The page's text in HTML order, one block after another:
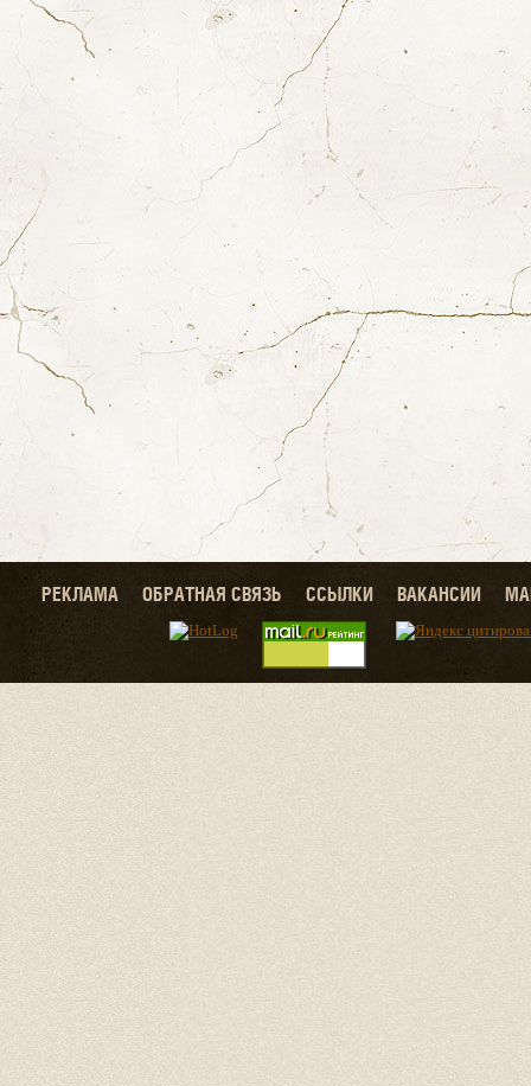
РЕКЛАМА ОБРАТНАЯ СВЯЗЬ ССЫЛКИ ВАКАНСИИ